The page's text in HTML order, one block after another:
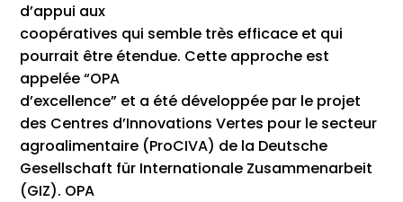
d’appui aux
coopératives qui semble très efficace et qui
pourrait être étendue. Cette approche est
appelée “OPA
d’excellence” et a été développée par le projet
des Centres d’Innovations Vertes pour le secteur
agroalimentaire (ProCIVA) de la Deutsche
Gesellschaft für Internationale Zusammenarbeit
(GIZ). OPA